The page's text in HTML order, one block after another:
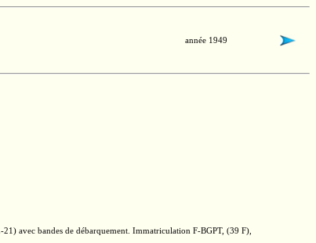
année 1949
21) avec bandes de débarquement. Immatriculation F-BGPT, (39 F),